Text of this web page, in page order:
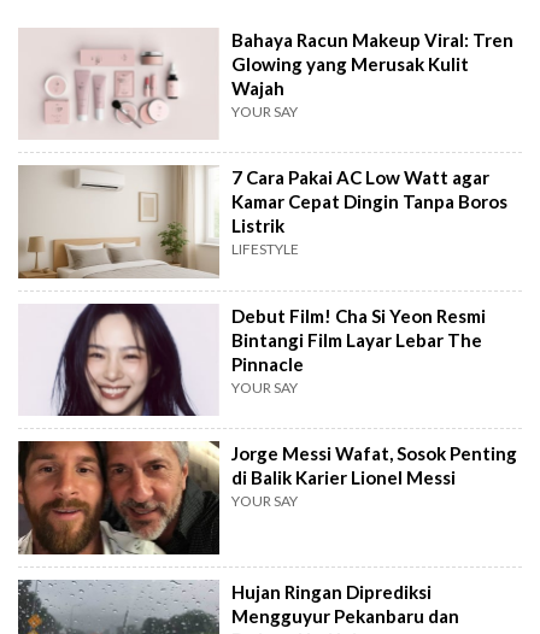
Bahaya Racun Makeup Viral: Tren
Glowing yang Merusak Kulit
Wajah
YOUR SAY
7 Cara Pakai AC Low Watt agar
Kamar Cepat Dingin Tanpa Boros
Listrik
LIFESTYLE
Debut Film! Cha Si Yeon Resmi
Bintangi Film Layar Lebar The
Pinnacle
YOUR SAY
Jorge Messi Wafat, Sosok Penting
di Balik Karier Lionel Messi
YOUR SAY
Hujan Ringan Diprediksi
Mengguyur Pekanbaru dan